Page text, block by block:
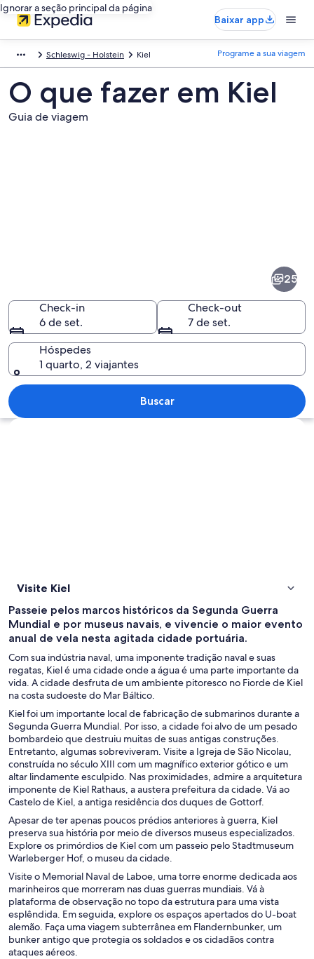
Ignorar a seção principal da página
Baixar app
Schleswig - Holstein Kiel Programe a sua viagem
O que fazer em Kiel
Guia de viagem
Um edifício grande e histórico, com
25
Check-in
6 de set.
Check-out
7 de set.
Hóspedes
1 quarto, 2 viajantes
Buscar
Explorar mapa
Visite Kiel
Passeie pelos marcos históricos da Segunda Guerra
Mundial e por museus navais, e vivencie o maior evento
anual de vela nesta agitada cidade portuária.
Com sua indústria naval, uma imponente tradição naval e suas
regatas, Kiel é uma cidade onde a água é uma parte importante da
vida. A cidade desfruta de um ambiente pitoresco no Fiorde de Kiel
na costa sudoeste do Mar Báltico.
Kiel foi um importante local de fabricação de submarinos durante a
Segunda Guerra Mundial. Por isso, a cidade foi alvo de um pesado
bombardeio que destruiu muitas de suas antigas construções.
Entretanto, algumas sobreviveram. Visite a Igreja de São Nicolau,
construída no século XIII com um magnífico exterior gótico e um
altar lindamente esculpido. Nas proximidades, admire a arquitetura
imponente de Kiel Rathaus, a austera prefeitura da cidade. Vá ao
Castelo de Kiel, a antiga residência dos duques de Gottorf.
Apesar de ter apenas poucos prédios anteriores à guerra, Kiel
preserva sua história por meio de diversos museus especializados.
Explore os primórdios de Kiel com um passeio pelo Stadtmuseum
Warleberger Hof, o museu da cidade.
Visite o Memorial Naval de Laboe, uma torre enorme dedicada aos
marinheiros que morreram nas duas guerras mundiais. Vá à
plataforma de observação no topo da estrutura para uma vista
esplêndida. Em seguida, explore os espaços apertados do U-boat
alemão. Faça uma viagem subterrânea em Flandernbunker, um
bunker antigo que protegia os soldados e os cidadãos contra
ataques aéreos.